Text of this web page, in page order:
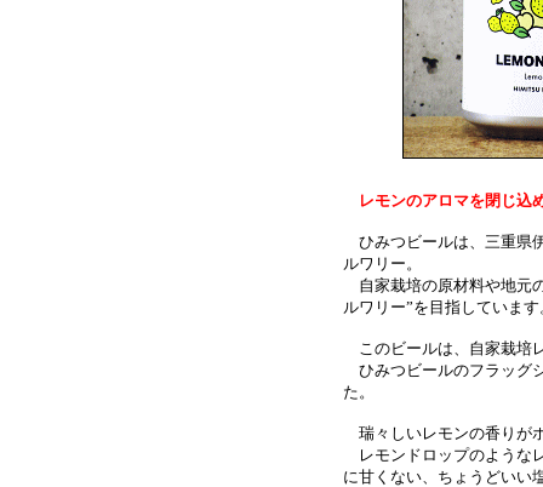
レモンのアロマを閉じ込
ひみつビールは、三重県
ルワリー。
自家栽培の原材料や地元
ルワリー”を目指しています
このビールは、自家栽培
ひみつビールのフラッグ
た。
瑞々しいレモンの香りが
レモンドロップのような
に甘くない、ちょうどいい